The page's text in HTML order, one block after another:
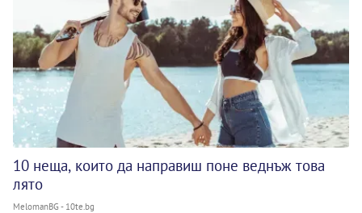
10 неща, които да направиш поне веднъж това
лято
MelomanBG - 10te.bg